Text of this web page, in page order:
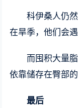
科伊桑人仍
在旱季，他们会
而囤积大量
依靠储存在臀部
最后